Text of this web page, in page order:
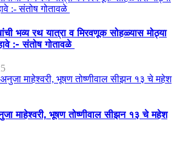
भव्य रथ यात्रा व मिरवणूक सोहळ्यास मोठ्या
:- संतोष गोतावळे
माहेश्वरी, भूषण तोष्णीवाल सीझन १३ चे महेश